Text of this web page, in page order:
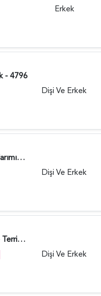
Erkek
- 4796
Dişi Ve Erkek
Toy Poodle Yavrularımız Sahiplendirme - 4401
Dişi Ve Erkek
0 Numara Maltese Terrier Dişi ve Erkek Yavrularımız - 1736
Dişi Ve Erkek